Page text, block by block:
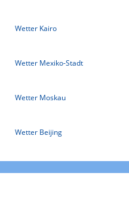
Wetter Kairo
Wetter Mexiko-Stadt
Wetter Moskau
Wetter Beijing